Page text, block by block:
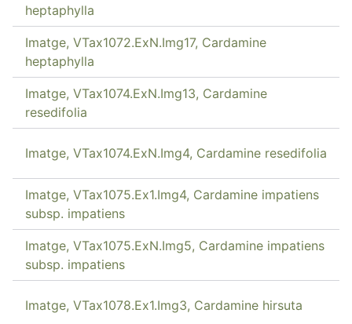
heptaphylla
Imatge, VTax1072.ExN.Img17, Cardamine
heptaphylla
Imatge, VTax1074.ExN.Img13, Cardamine
resedifolia
Imatge, VTax1074.ExN.Img4, Cardamine resedifolia
Imatge, VTax1075.Ex1.Img4, Cardamine impatiens
subsp. impatiens
Imatge, VTax1075.ExN.Img5, Cardamine impatiens
subsp. impatiens
Imatge, VTax1078.Ex1.Img3, Cardamine hirsuta